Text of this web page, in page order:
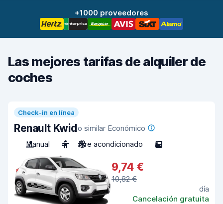
+1000 proveedores
Las mejores tarifas de alquiler de
coches
Check-in en línea
Renault Kwido similar Económico
Manual
4 Aire acondicionado 5
9,74 €
10,82 €
día
Cancelación gratuita